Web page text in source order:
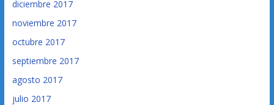
diciembre 2017
noviembre 2017
octubre 2017
septiembre 2017
agosto 2017
julio 2017